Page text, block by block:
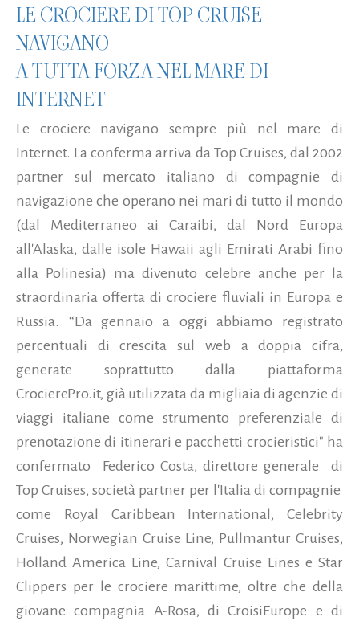
LE CROCIERE DI TOP CRUISE
NAVIGANO
A TUTTA FORZA NEL MARE DI
INTERNET
Le crociere navigano sempre più nel mare di
Internet. La conferma arriva da Top Cruises, dal 2002
partner sul mercato italiano di compagnie di
navigazione che operano nei mari di tutto il mondo
(dal Mediterraneo ai Caraibi, dal Nord Europa
all'Alaska, dalle isole Hawaii agli Emirati Arabi fino
alla Polinesia) ma divenuto celebre anche per la
straordinaria offerta di crociere fluviali in Europa e
Russia. “Da gennaio a oggi abbiamo registrato
percentuali di crescita sul web a doppia cifra,
generate soprattutto dalla piattaforma
CrocierePro.it, già utilizzata da migliaia di agenzie di
viaggi italiane come strumento preferenziale di
prenotazione di itinerari e pacchetti crocieristici" ha
confermato Federico Costa, direttore generale di
Top Cruises, società partner per l'Italia di compagnie
come Royal Caribbean International, Celebrity
Cruises, Norwegian Cruise Line, Pullmantur Cruises,
Holland America Line, Carnival Cruise Lines e Star
Clippers per le crociere marittime, oltre che della
giovane compagnia A-Rosa, di CroisiEurope e di